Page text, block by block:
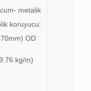
metalik
koruyucu:
OD
kg/m)